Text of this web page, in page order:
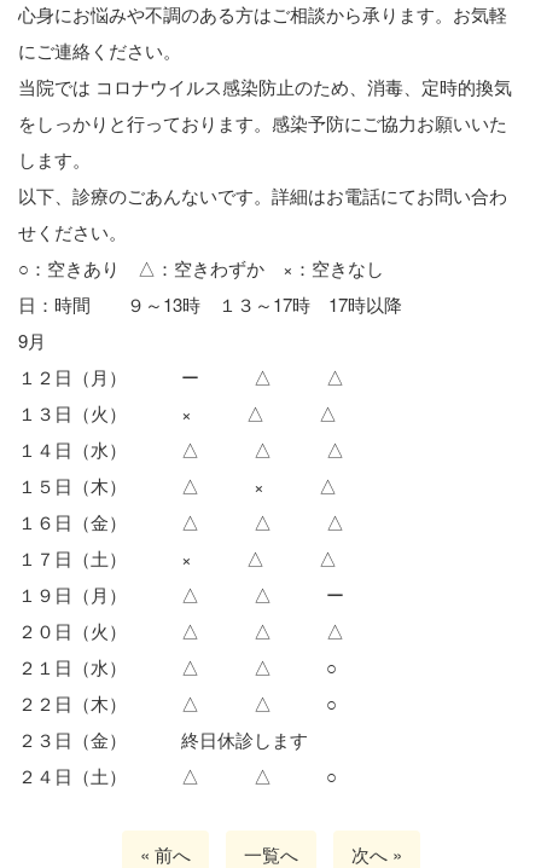
心身にお悩みや不調のある方はご相談から承ります。お気軽
にご連絡ください。
当院では コロナウイルス感染防止のため、消毒、定時的換気
をしっかりと行っております。感染予防にご協力お願いいた
します。
以下、診療のごあんないです。詳細はお電話にてお問い合わ
せください。
○：空きあり △：空きわずか ×：空きなし
日：時間 ９～13時 １３～17時 17時以降
9月
１２日（月） ー △ △
１３日（火） × △ △
１４日（水） △ △ △
１５日（木） △ × △
１６日（金） △ △ △
１７日（土） × △ △
１９日（月） △ △ ー
２０日（火） △ △ △
２１日（水） △ △ ○
２２日（木） △ △ ○
２３日（金） 終日休診します
２４日（土） △ △ ○
« 前へ 一覧へ 次へ »